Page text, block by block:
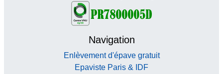
Navigation
Enlèvement d'épave gratuit
Epaviste Paris & IDF